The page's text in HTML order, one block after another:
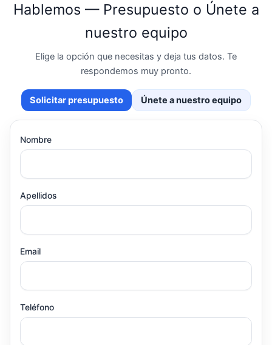
Hablemos — Presupuesto o Únete a
nuestro equipo
Elige la opción que necesitas y deja tus datos. Te
respondemos muy pronto.
Solicitar presupuesto Únete a nuestro equipo
Nombre
Apellidos
Email
Teléfono